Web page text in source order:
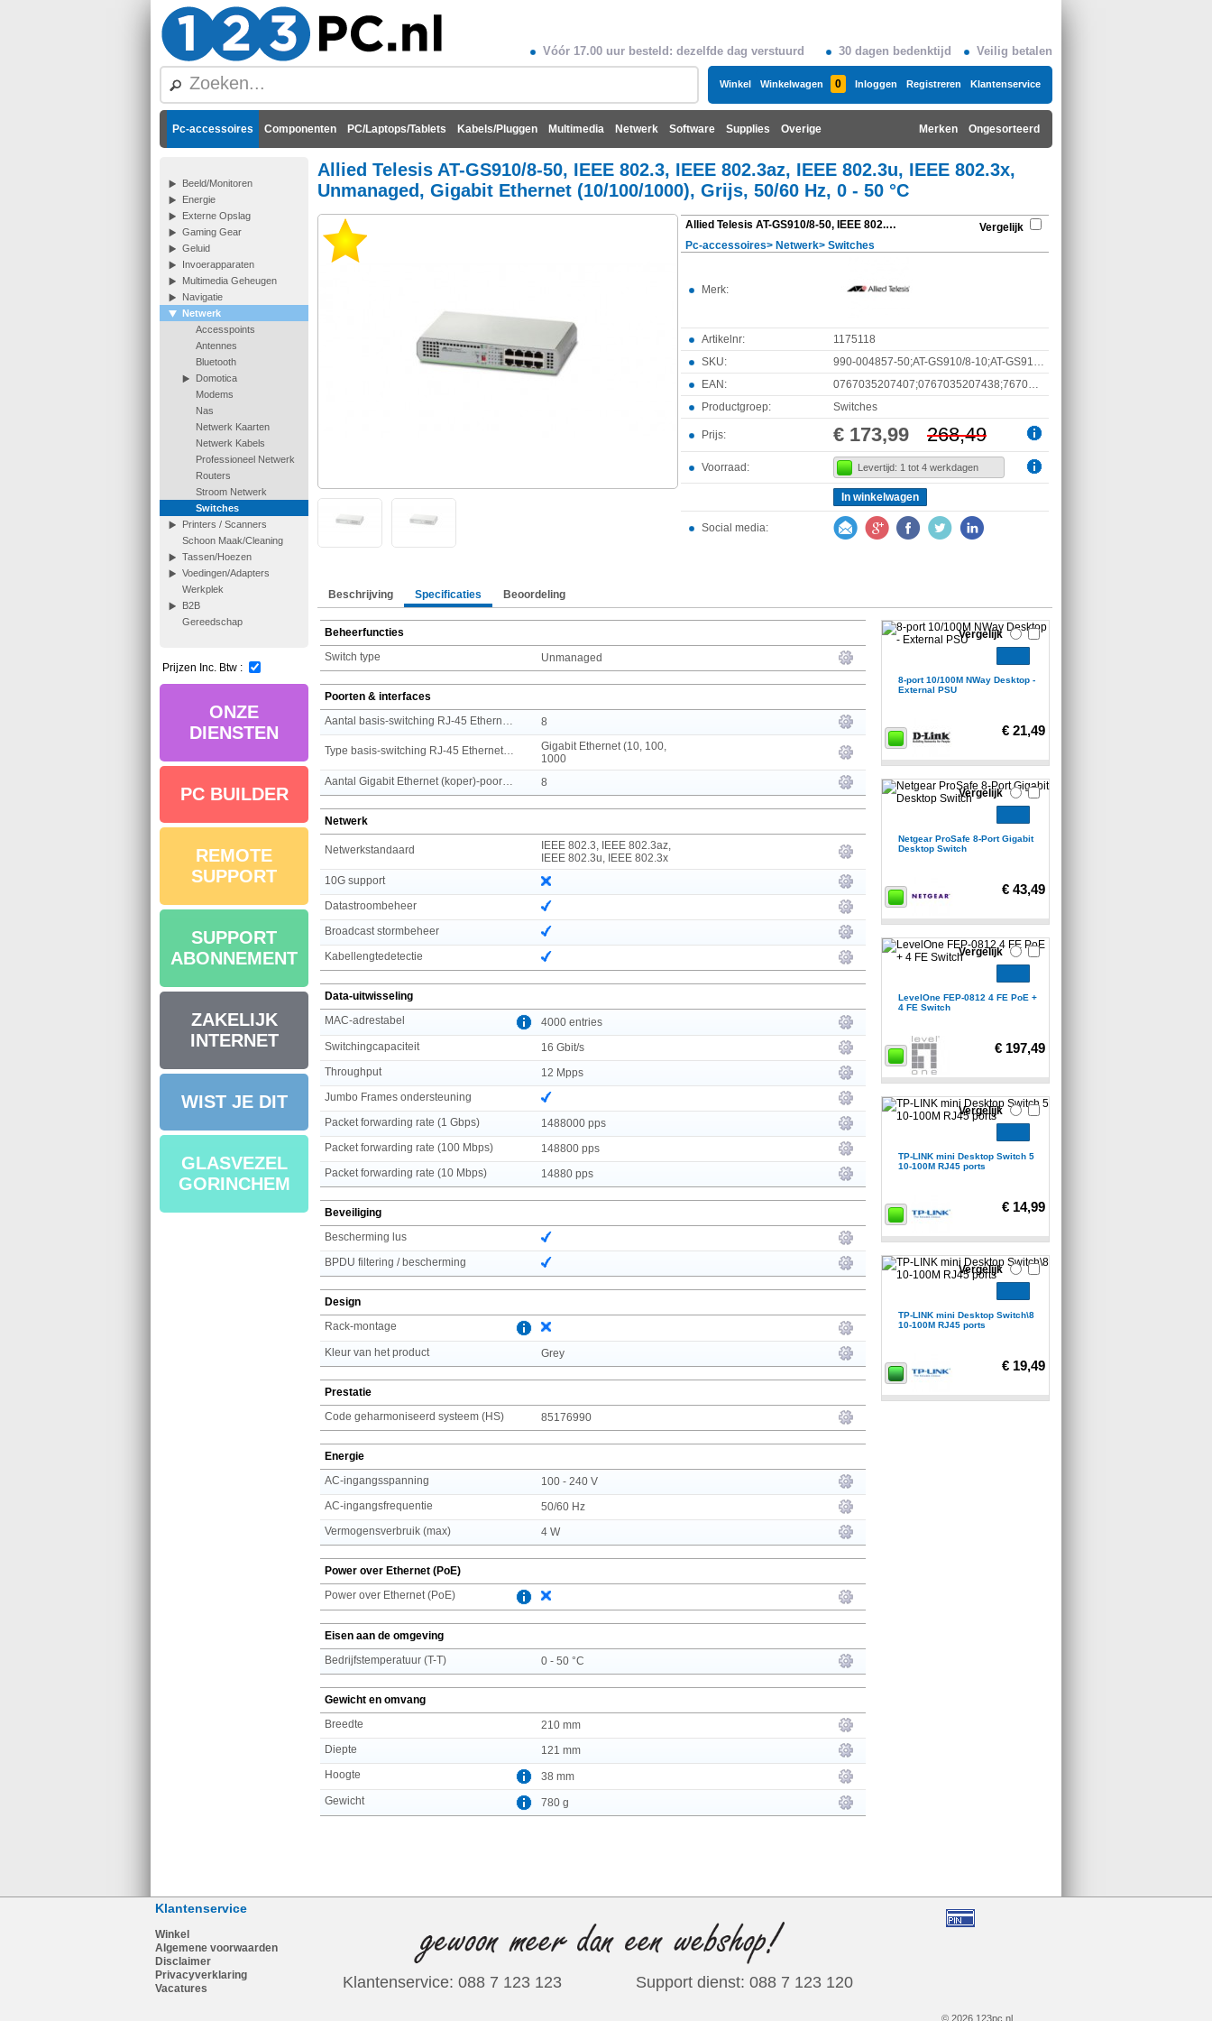
Vóór 17.00 uur besteld: dezelfde dag verstuurd 30 dagen bedenktijd Veilig betalen
Winkel Winkelwagen 0 Inloggen Registreren Klantenservice
Pc-accessoires Componenten PC/Laptops/Tablets Kabels/Pluggen Multimedia Netwerk Software Supplies Overige Ongesorteerd
Merken
Beeld/Monitoren
Energie
Externe Opslag
Gaming Gear
Geluid
Invoerapparaten
Multimedia Geheugen
Navigatie
Netwerk
Accesspoints
Antennes
Bluetooth
Domotica
Modems
Nas
Netwerk Kaarten
Netwerk Kabels
Professioneel Netwerk
Routers
Stroom Netwerk
Switches
Printers / Scanners
Schoon Maak/Cleaning
Tassen/Hoezen
Voedingen/Adapters
Werkplek
B2B
Gereedschap
Prijzen Inc. Btw :
ONZE
DIENSTEN
PC BUILDER
REMOTE
SUPPORT
SUPPORT
ABONNEMENT
ZAKELIJK
INTERNET
WIST JE DIT
GLASVEZEL
GORINCHEM
Allied Telesis AT-GS910/8-50, IEEE 802.3, IEEE 802.3az, IEEE 802.3u, IEEE 802.3x,
Unmanaged, Gigabit Ethernet (10/100/1000), Grijs, 50/60 Hz, 0 - 50 °C
Allied Telesis AT-GS910/8-50, IEEE 802.3, IEEE 802.3az, IEEE 802.3u, IEEE 802.3x, Unmanaged, Gigabit Ethernet (10/100/1000), Grijs, 50/60 Hz, 0 - 50 °C
Vergelijk
Pc-accessoires> Netwerk> Switches
Merk:
Artikelnr:
1175118
SKU:
EAN:
Productgroep:
Switches
Prijs: € 173,99 268,49
Voorraad: Levertijd: 1 tot 4 werkdagen
In winkelwagen
Social media:
Beschrijving Specificaties Beoordeling
Beheerfuncties
Switch type
Unmanaged
Poorten & interfaces
8
Gigabit Ethernet (10, 100,
1000
8
Netwerk
Netwerkstandaard
IEEE 802.3, IEEE 802.3az,
IEEE 802.3u, IEEE 802.3x
10G support
Datastroombeheer
Broadcast stormbeheer
Kabellengtedetectie
Data-uitwisseling
MAC-adrestabel
4000 entries
Switchingcapaciteit
16 Gbit/s
Throughput
12 Mpps
Jumbo Frames ondersteuning
Packet forwarding rate (1 Gbps)
1488000 pps
Packet forwarding rate (100 Mbps)
148800 pps
Packet forwarding rate (10 Mbps)
14880 pps
Beveiliging
Bescherming lus
BPDU filtering / bescherming
Design
Rack-montage
Kleur van het product Grey
Prestatie
Code geharmoniseerd systeem (HS)
85176990
Energie
AC-ingangsspanning
100 - 240 V
AC-ingangsfrequentie
50/60 Hz
Vermogensverbruik (max)
4 W
Power over Ethernet (PoE)
Power over Ethernet (PoE)
Eisen aan de omgeving
Bedrijfstemperatuur (T-T)
0 - 50 °C
Gewicht en omvang
Breedte
210 mm
Diepte
121 mm
Hoogte
38 mm
Gewicht
780 g
8-port 10/100M NWay Desktop -
External PSU
€ 21,49
Vergelijk
Netgear ProSafe 8-Port Gigabit
Desktop Switch
€ 43,49
Vergelijk
LevelOne FEP-0812 4 FE PoE +
4 FE Switch
€ 197,49
Vergelijk
TP-LINK mini Desktop Switch 5
10-100M RJ45 ports
€ 14,99
Vergelijk
TP-LINK mini Desktop Switch\8
10-100M RJ45 ports
€ 19,49
Vergelijk
Klantenservice
Winkel
Algemene voorwaarden
Disclaimer
Privacyverklaring
Vacatures
Klantenservice: 088 7 123 123 Support dienst: 088 7 123 120
© 2026 123pc.nl